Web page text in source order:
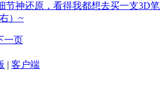
节神还原，看得我都想去买一支3D笔
）~
一页
| 客户端